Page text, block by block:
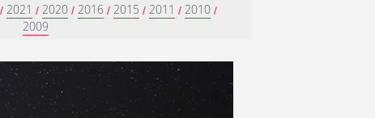
/ 2021 / 2020 / 2016 / 2015 / 2011 / 2010 /
2009